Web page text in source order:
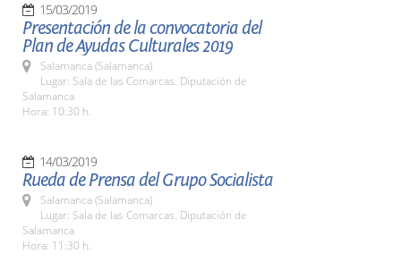
15/03/2019
Presentación de la convocatoria del
Plan de Ayudas Culturales 2019
Salamanca (Salamanca)
Lugar: Sala de las Comarcas. Diputación de
Salamanca
Hora: 10:30 h.
14/03/2019
Rueda de Prensa del Grupo Socialista
Salamanca (Salamanca)
Lugar: Sala de las Comarcas. Diputación de
Salamanca
Hora: 11:30 h.